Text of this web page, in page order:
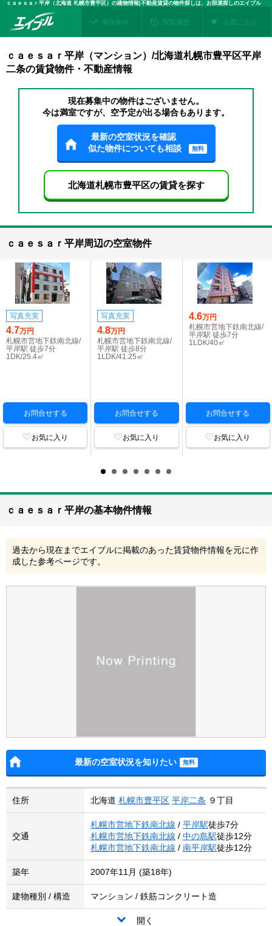
ｃａｅｓａｒ平岸（北海道 札幌市豊平区）の建物情報|不動産賃貸の物件探しは、お部屋探しのエイブル
保存条件 閲覧履歴 お気に入り
ｃａｅｓａｒ平岸（マンション）/北海道札幌市豊平区平岸
二条の賃貸物件・不動産情報
現在募集中の物件はございません。
今は満室ですが、空予定が出る場合もあります。
最新の空室状況を確認
似た物件についても相談
無料
北海道札幌市豊平区の賃貸を探す
ｃａｅｓａｒ平岸周辺の空室物件
写真充実
4.7万円
札幌市営地下鉄南北線/
平岸駅 徒歩7分
1DK/25.4㎡
お問合せする
お気に入り
写真充実
4.8万円
札幌市営地下鉄南北線/
平岸駅 徒歩8分
1LDK/41.25㎡
お問合せする
お気に入り
4.6万円
札幌市営地下鉄南北線/
平岸駅 徒歩7分
1LDK/40㎡
お問合せする
お気に入り
ｃａｅｓａｒ平岸の基本物件情報
過去から現在までエイブルに掲載のあった賃貸物件情報を元に作
成した参考ページです。
最新の空室状況を知りたい
住所 北海道 札幌市豊平区 平岸二条 ９丁目
交通
札幌市営地下鉄南北線 / 平岸駅徒歩7分
札幌市営地下鉄南北線 / 中の島駅徒歩12分
札幌市営地下鉄南北線 / 南平岸駅徒歩12分
築年 2007年11月 (築18年)
建物種別 / 構造 マンション / 鉄筋コンクリート造
開く